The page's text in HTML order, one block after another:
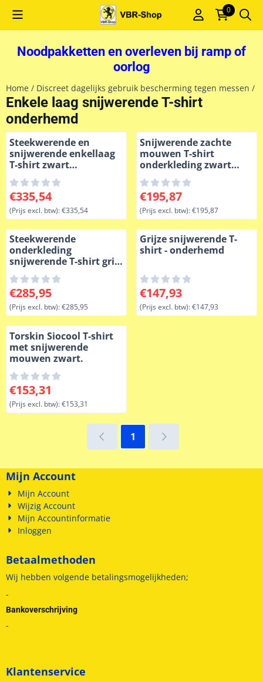
Cookievoorkeuren zijn momenteel gesloten. 0
Noodpakketten en overleven bij ramp of
oorlog
Home / Discreet dagelijks gebruik bescherming tegen messen /
Enkele laag snijwerende T-shirt
onderhemd
Steekwerende en
snijwerende enkellaag
T-shirt zwart
onderhemd
Prijs: 335,54, exclusief btw: 335,54
€335,54
(Prijs excl. btw):€335,54
Snijwerende zachte
mouwen T-shirt
onderkleding zwart
onder kogelvrij vest
VBR-Belgium
Prijs: 195,87, exclusief btw:
€195,87
(Prijs excl. btw):€195,87
Steekwerende
onderkleding
snijwerende T-shirt grijs
Level 5+ scherfwerend
VBR-Belgium
Prijs: 285,95, exclusief btw: 285,95
€285,95
(Prijs excl. btw):€285,95
Grijze snijwerende T-
shirt - onderhemd
Prijs: 147,93, exclusief btw:
€147,93
(Prijs excl. btw):€147,93
Torskin Siocool T-shirt
met snijwerende
mouwen zwart.
Prijs: 153,31, exclusief btw: 153,31
€153,31
(Prijs excl. btw):€153,31
1
Mijn Account
Mijn Account
Wijzig Account
Mijn Accountinformatie
Inloggen
Betaalmethoden
Wij hebben volgende betalingsmogelijkheden;
-
Bankoverschrijving
-
Klantenservice